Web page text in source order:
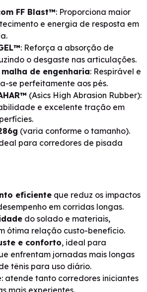
FF Blast™: Proporciona maior
e energia de resposta em
: Reforça a absorção de
o desgaste nas articulações.
de engenharia: Respirável e
se perfeitamente aos pés.
(Asics High Abrasion Rubber):
e excelente tração em
(varia conforme o tamanho).
para corredores de pisada
eficiente que reduz os impactos
em corridas longas.
do solado e materiais,
ótima relação custo-benefício.
e conforto, ideal para
enfrentam jornadas mais longas
tênis para uso diário.
atende tanto corredores iniciantes